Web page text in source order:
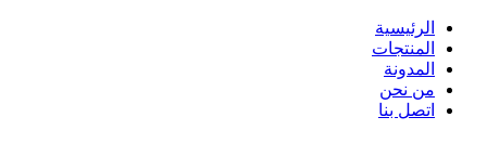
الرئيسية
المنتجات
المدونة
من نحن
اتصل بنا